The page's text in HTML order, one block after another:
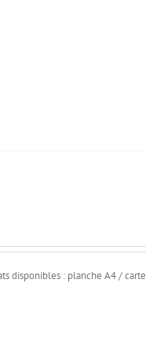
disponibles : planche A4 / carte